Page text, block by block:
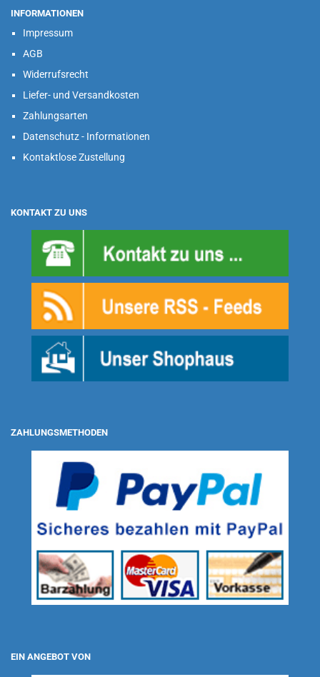
INFORMATIONEN
Impressum
AGB
Widerrufsrecht
Liefer- und Versandkosten
Zahlungsarten
Datenschutz - Informationen
Kontaktlose Zustellung
KONTAKT ZU UNS
ZAHLUNGSMETHODEN
EIN ANGEBOT VON